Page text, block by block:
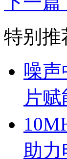
特别推
噪声
片
助力